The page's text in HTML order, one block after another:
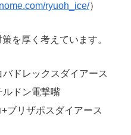
ryuoh_ice/）
を厚く考えています。
ドレックスダイアース
ルドン電撃嘴
ブリザポスダイアース